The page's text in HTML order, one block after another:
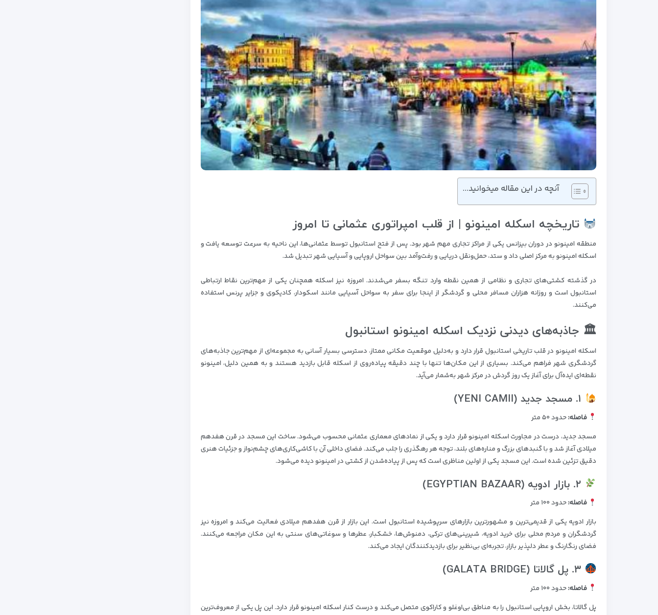
آنچه در این مقاله میخوانید...
تاریخچه اسکله امینونو | از قلب امپراتوری عثمانی تا امروز
منطقه امینونو در دوران بیزانس یکی از مراکز تجاری مهم شهر بود. پس از فتح استانبول توسط عثمانی‌ها، این ناحیه به سرعت توسعه یافت و
اسکله امینونو به مرکز اصلی داد و ستد، حمل‌ونقل دریایی و رفت‌و‌آمد بین سواحل اروپایی و آسیایی شهر تبدیل شد.
در گذشته کشتی‌های تجاری و نظامی از همین نقطه وارد تنگه بسفر می‌شدند. امروزه نیز اسکله همچنان یکی از مهم‌ترین نقاط ارتباطی
استانبول است و روزانه هزاران مسافر محلی و گردشگر از اینجا برای سفر به سواحل آسیایی مانند اسکودار، کادیکوی و جزایر پرنس استفاده
می‌کنند.
🏛 جاذبه‌های دیدنی نزدیک اسکله امینونو استانبول
اسکله امینونو در قلب تاریخی استانبول قرار دارد و به‌دلیل موقعیت مکانی ممتاز، دسترسی بسیار آسانی به مجموعه‌ای از مهم‌ترین جاذبه‌های
گردشگری شهر فراهم می‌کند. بسیاری از این مکان‌ها تنها با چند دقیقه پیاده‌روی از اسکله قابل بازدید هستند و به همین دلیل، امینونو
نقطه‌ای ایده‌آل برای آغاز یک روز گردش در مرکز شهر به‌شمار می‌آید.
فاصله:حدود ۵۰ متر
مسجد جدید، درست در مجاورت اسکله امینونو قرار دارد و یکی از نمادهای معماری عثمانی محسوب می‌شود. ساخت این مسجد در قرن هفدهم
میلادی آغاز شد و با گنبدهای بزرگ و مناره‌های بلند، توجه هر رهگذری را جلب می‌کند. فضای داخلی آن با کاشی‌کاری‌های چشم‌نواز و جزئیات هنری
دقیق تزئین شده است. این مسجد یکی از اولین مناظری است که پس از پیاده‌شدن از کشتی در امینونو دیده می‌شود.
فاصله:حدود ۱۰۰ متر
بازار ادویه یکی از قدیمی‌ترین و مشهورترین بازارهای سرپوشیده استانبول است. این بازار از قرن هفدهم میلادی فعالیت می‌کند و امروزه نیز
گردشگران و مردم محلی برای خرید ادویه، شیرینی‌های ترکی، دمنوش‌ها، خشکبار، عطرها و سوغاتی‌های سنتی به این مکان مراجعه می‌کنند.
فضای رنگارنگ و عطر دلپذیر بازار، تجربه‌ای بی‌نظیر برای بازدیدکنندگان ایجاد می‌کند.
فاصله:حدود ۱۰۰ متر
پل گالاتا، بخش اروپایی استانبول را به مناطق بی‌اوغلو و کاراکوی متصل می‌کند و درست کنار اسکله امینونو قرار دارد. این پل یکی از معروف‌ترین